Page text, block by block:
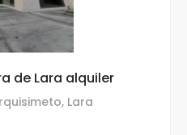
de Lara alquiler
Lara